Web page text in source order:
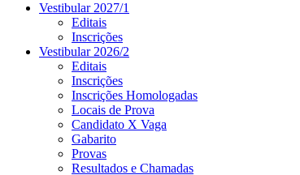
Vestibular 2027/1
Editais
Inscrições
Vestibular 2026/2
Editais
Inscrições
Inscrições Homologadas
Locais de Prova
Candidato X Vaga
Gabarito
Provas
Resultados e Chamadas